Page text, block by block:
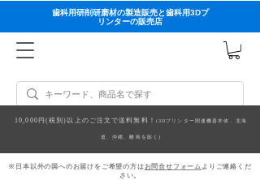
歯科用研削研磨材の製造販売と歯科用3Dプ
リンターの販売店
10,000円(税別)以上のご注文で送料無料！ (3Dプリンター関連機器本体、北海
道、沖縄、離島を除く)
※日本以外の国へのお届けをご希望の方はお問合せフォーム よりご連絡くだ
さい。